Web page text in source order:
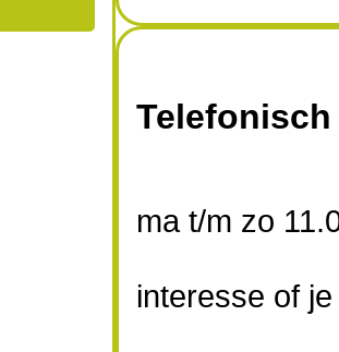
ma t/m zo
interesse of